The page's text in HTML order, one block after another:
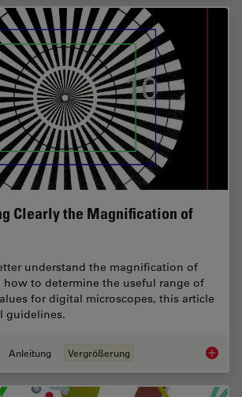
Clearly the Magnification of
understand the magnification of
how to determine the useful range of
for digital microscopes, this article
guidelines.
Anleitung Vergrößerung